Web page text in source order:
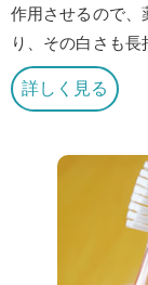
作用させるので、
り、その白さも
詳しく見る